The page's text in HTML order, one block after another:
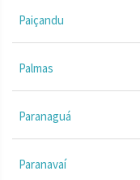
Paiçandu
Palmas
Paranaguá
Paranavaí